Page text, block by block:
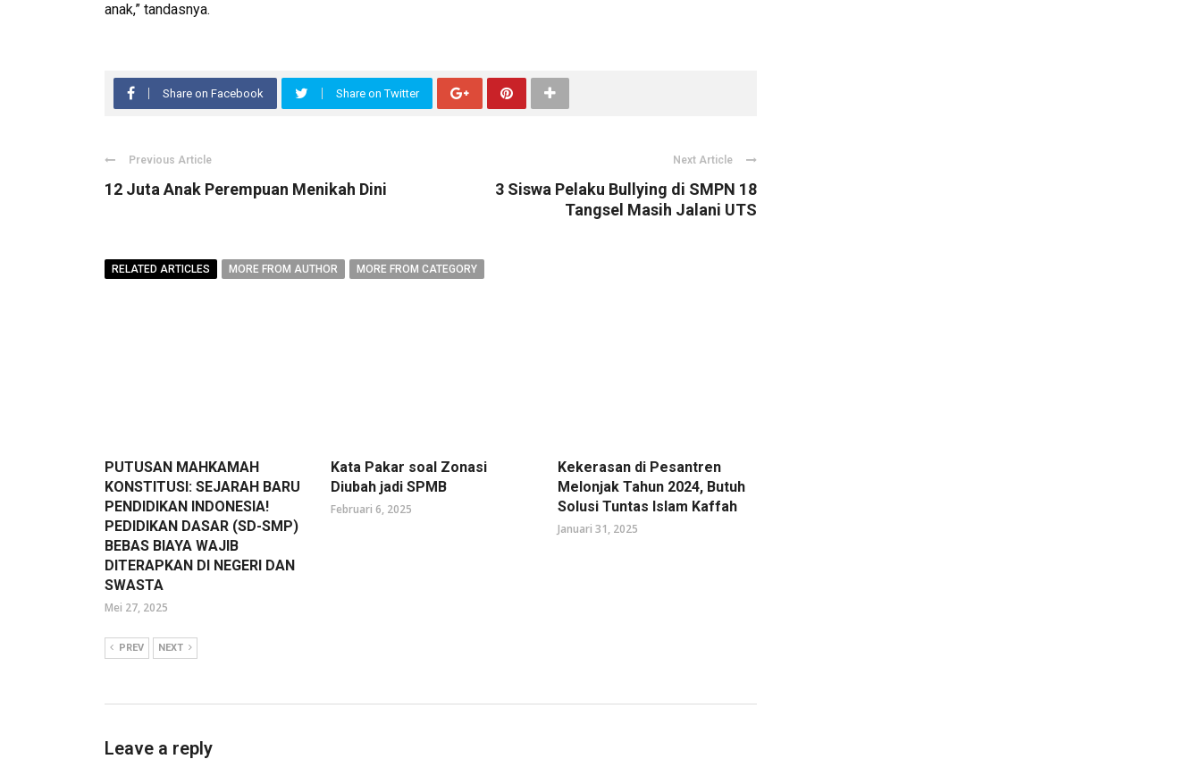
anak,” tandasnya.
Share on Facebook Share on Twitter
Previous Article
12 Juta Anak Perempuan Menikah Dini
Next Article
3 Siswa Pelaku Bullying di SMPN 18
Tangsel Masih Jalani UTS
RELATED ARTICLES MORE FROM AUTHOR MORE FROM CATEGORY
PUTUSAN MAHKAMAH
KONSTITUSI: SEJARAH BARU
PENDIDIKAN INDONESIA!
PEDIDIKAN DASAR (SD-SMP)
BEBAS BIAYA WAJIB
DITERAPKAN DI NEGERI DAN
SWASTA
Mei 27, 2025
Kata Pakar soal Zonasi
Diubah jadi SPMB
Februari 6, 2025
Kekerasan di Pesantren
Melonjak Tahun 2024, Butuh
Solusi Tuntas Islam Kaffah
Januari 31, 2025
PREV NEXT
Leave a reply